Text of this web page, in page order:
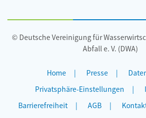
© Deutsche Vereinigung für
Abfall e. V. (DWA)
Home Presse
Privatsphäre-Einstellungen
Barrierefreiheit
AGB